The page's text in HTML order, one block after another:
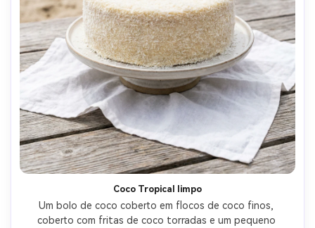
Coco Tropical limpo
Um bolo de coco coberto em flocos de coco finos,
coberto com fritas de coco torradas e um pequeno